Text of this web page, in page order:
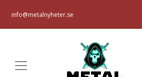
info@metalnyheter.se